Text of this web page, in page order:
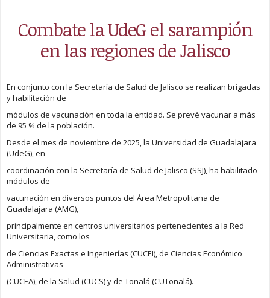
Combate la UdeG el sarampión
en las regiones de Jalisco
En conjunto con la Secretaría de Salud de Jalisco se realizan brigadas
y habilitación de
módulos de vacunación en toda la entidad. Se prevé vacunar a más
de 95 % de la población.
Desde el mes de noviembre de 2025, la Universidad de Guadalajara
(UdeG), en
coordinación con la Secretaría de Salud de Jalisco (SSJ), ha habilitado
módulos de
vacunación en diversos puntos del Área Metropolitana de
Guadalajara (AMG),
principalmente en centros universitarios pertenecientes a la Red
Universitaria, como los
de Ciencias Exactas e Ingenierías (CUCEI), de Ciencias Económico
Administrativas
(CUCEA), de la Salud (CUCS) y de Tonalá (CUTonalá).